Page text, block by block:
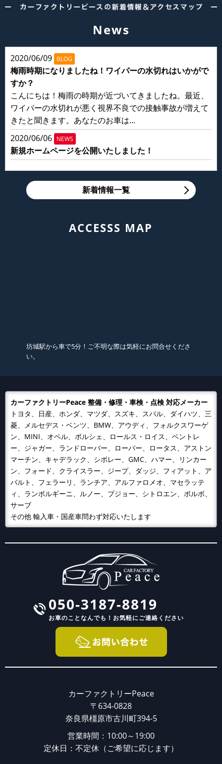
News
2020/06/09 BLOG
梅雨時期になりましたね！ワイパーの水切れはいかがで
すか？
こんにちは！梅雨の時期が近づいてきましたね。最近、
ワイパーの水切れが悪く視界不良での接触事故が増えて
きたと聞きます。あなたのお車は...
2020/06/06 NEWS
新規ホームページを公開いたしました！
新着情報一覧
ACCESSS MAP
坊城駅から車で5分！ご不明な際は気軽にお問合せくださ
い。
カーファクトリーPeace 整備・修理・車検・点検 対応メーカー
トヨタ、日産、ホンダ、マツダ、スズキ、スバル、ダイハツ、三
菱、メルセデス・ベンツ、BMW、アウディ、フォルクスワーゲ
ン、MINI、オペル、ポルシェ、ロールス・ロイス、ベントレ
ー、ジャガー、ランドローバー、ローバー、ロータス、アストン
マーチン、キャデラック、シボレー、GMC、ハマー、リンカー
ン、フォード、クライスラー、ジープ、ダッジ、フィアット、ア
バルト、フェラーリ、ランチア、アルファロメオ、マセラッテ
ィ、ランボルギーニ、ルノー、プジョー、シトロエン、ボルボ、
サーブ
その他 輸入車・国産車問わず対応いたします
050-3187-8819
お車のことなんでも！ お気軽にご連絡ください
カーファクトリーPeace
〒634-0828
奈良県橿原市古川町394-5
営業時間：10:00～19:00
定休日：不定休（ご希望に応じます）